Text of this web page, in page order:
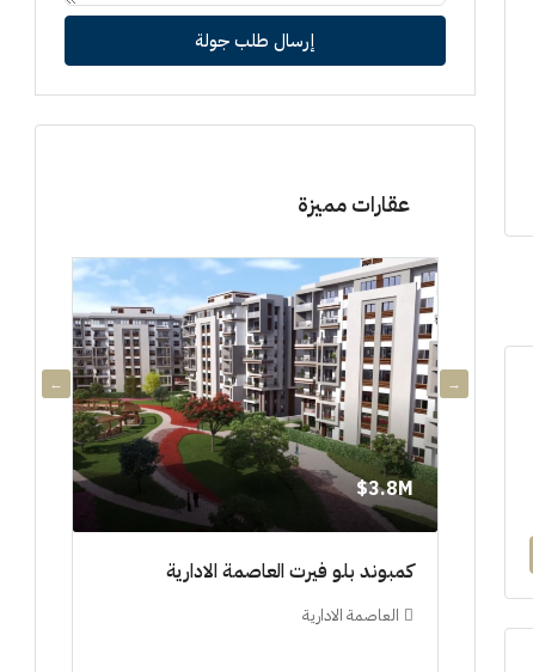
إرسال طلب جولة
عقارات مميزة
3.8M$
كمبوند بلو فيرت العاصمة الادارية
العاصمة الادارية